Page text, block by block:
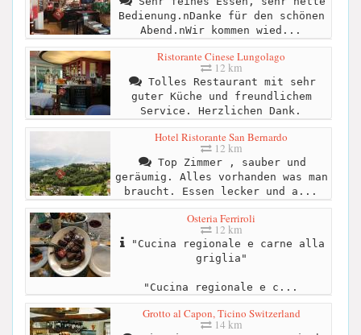
Bedienung.nDanke für den schönen
Abend.nWir kommen wied...
Ristorante Cinese Lungolago
12 km
Tolles Restaurant mit sehr
guter Küche und freundlichem
Service. Herzlichen Dank.
Hotel Ristorante San Bernardo
12 km
Top Zimmer , sauber und
geräumig. Alles vorhanden was man
braucht. Essen lecker und a...
Osteria Ferriroli
12 km
"Cucina regionale e carne alla
griglia"
"Cucina regionale e c...
Grotto al Capon, Ticino Switzerland
14 km